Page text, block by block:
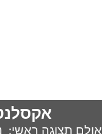
אולם תצוגה ראשי: